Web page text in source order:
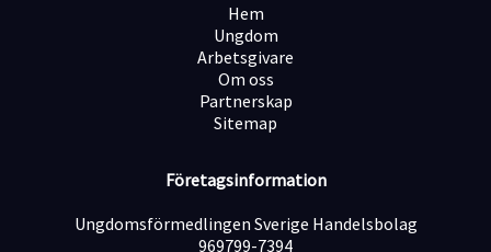
Hem
Ungdom
Arbetsgivare
Om oss
Partnerskap
Sitemap
Företagsinformation
Ungdomsförmedlingen Sverige Handelsbolag
969799-7394